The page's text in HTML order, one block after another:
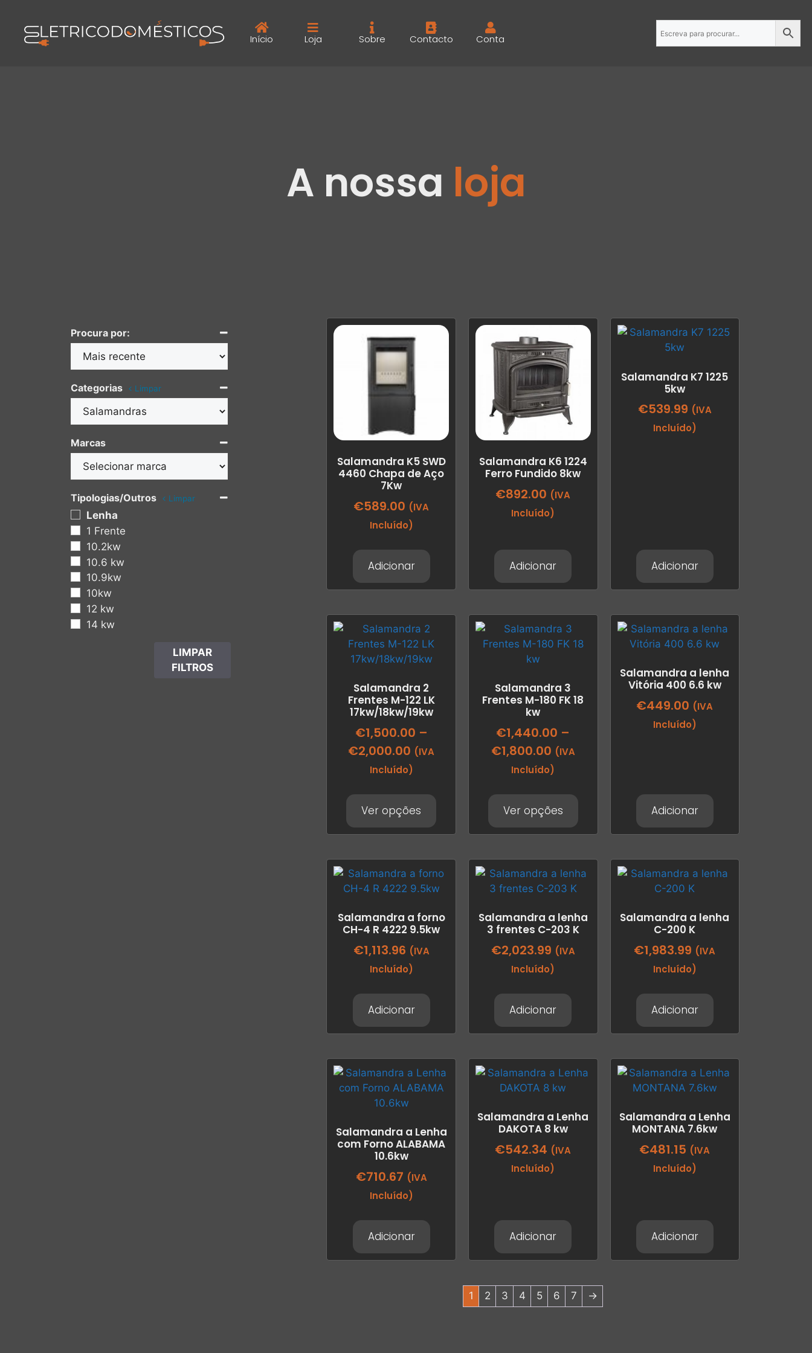
Início Loja Sobre Contacto Conta
A nossa loja
Procura por:
Categorias Limpar
Marcas
Tipologias/Outros Limpar
Lenha
1 Frente
10.2kw
10.6 kw
10.9kw
10kw
12 kw
14 kw
LIMPAR
FILTROS
Salamandra K5 SWD
4460 Chapa de Aço
7Kw
€589.00 (IVA
Incluído)
Adicionar
Salamandra K6 1224
Ferro Fundido 8kw
€892.00 (IVA
Incluído)
Adicionar
Salamandra K7 1225
5kw
€539.99 (IVA
Incluído)
Adicionar
Salamandra 2
Frentes M-122 LK
17kw/18kw/19kw
€1,500.00 –
€2,000.00 (IVA
Incluído)
Ver opções
Salamandra 3
Frentes M-180 FK 18
kw
€1,440.00 –
€1,800.00 (IVA
Incluído)
Ver opções
Salamandra a lenha
Vitória 400 6.6 kw
€449.00 (IVA
Incluído)
Adicionar
Salamandra a forno
CH-4 R 4222 9.5kw
€1,113.96 (IVA
Incluído)
Adicionar
Salamandra a lenha
3 frentes C-203 K
€2,023.99 (IVA
Incluído)
Adicionar
Salamandra a lenha
C-200 K
€1,983.99 (IVA
Incluído)
Adicionar
Salamandra a Lenha
com Forno ALABAMA
10.6kw
€710.67 (IVA
Incluído)
Adicionar
Salamandra a Lenha
DAKOTA 8 kw
€542.34 (IVA
Incluído)
Adicionar
Salamandra a Lenha
MONTANA 7.6kw
€481.15 (IVA
Incluído)
Adicionar
1 2 3 4 5 6 7 →